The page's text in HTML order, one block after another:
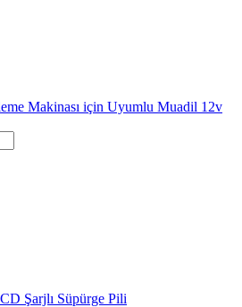
Makinası için Uyumlu Muadil 12v
Şarjlı Süpürge Pili